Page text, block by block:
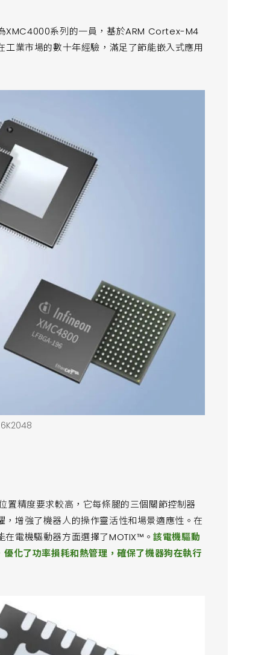
XMC4000系列的一員，基於ARM Cortex-M4
業市場的數十年經驗，滿足了節能嵌入式應用
置精度要求較高，它每條腿的三個關節控制器
增強了機器人的操作靈活性和場景適應性。在
電機驅動器方面選擇了MOTIX™。該電機驅動
化了功率損耗和熱管理，確保了機器狗在執行